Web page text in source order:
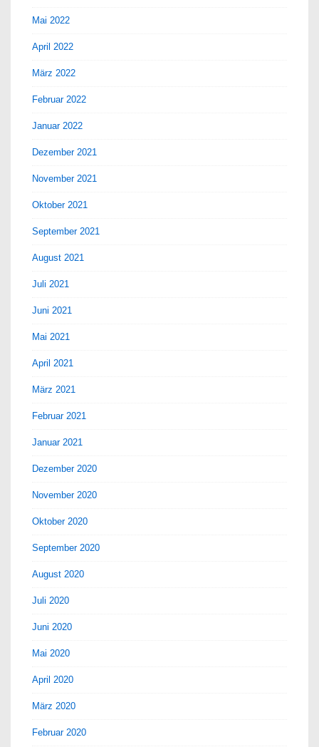
Mai 2022
April 2022
März 2022
Februar 2022
Januar 2022
Dezember 2021
November 2021
Oktober 2021
September 2021
August 2021
Juli 2021
Juni 2021
Mai 2021
April 2021
März 2021
Februar 2021
Januar 2021
Dezember 2020
November 2020
Oktober 2020
September 2020
August 2020
Juli 2020
Juni 2020
Mai 2020
April 2020
März 2020
Februar 2020